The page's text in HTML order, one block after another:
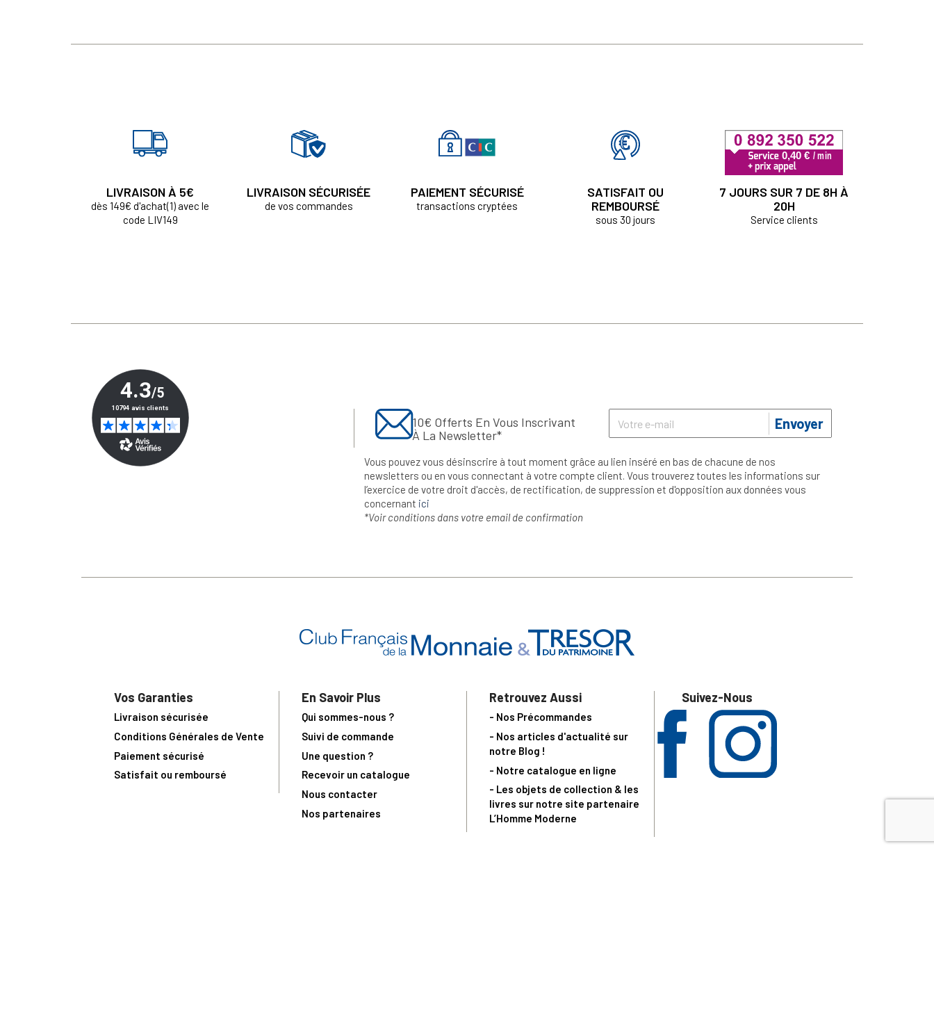
LIVRAISON À 5€
dès 149€ d'achat(1) avec le
code LIV149
LIVRAISON SÉCURISÉE
de vos commandes
PAIEMENT SÉCURISÉ
transactions cryptées
SATISFAIT OU
REMBOURSÉ
sous 30 jours
7 JOURS SUR 7 DE 8H À
20H
Service clients
10€ Offerts En Vous Inscrivant
À La Newsletter*
Envoyer
Vous pouvez vous désinscrire à tout moment grâce au lien inséré en bas de chacune de nos
newsletters ou en vous connectant à votre compte client. Vous trouverez toutes les informations sur
l’exercice de votre droit d'accès, de rectification, de suppression et d'opposition aux données vous
concernant ici
*Voir conditions dans votre email de confirmation
Vos Garanties
Livraison sécurisée
Conditions Générales de Vente
Paiement sécurisé
Satisfait ou remboursé
En Savoir Plus
Qui sommes-nous ?
Suivi de commande
Une question ?
Recevoir un catalogue
Nous contacter
Nos partenaires
Retrouvez Aussi
- Nos Précommandes
- Nos articles d'actualité sur
notre Blog !
- Notre catalogue en ligne
- Les objets de collection & les
livres sur notre site partenaire
L’Homme Moderne
Suivez-Nous